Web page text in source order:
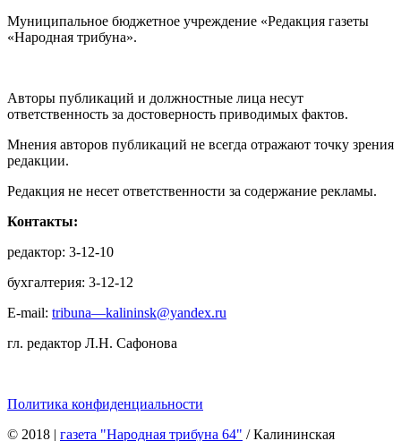
Муниципальное бюджетное учреждение «Редакция газеты
«Народная трибуна».
Авторы публикаций и должностные лица несут
ответственность за достоверность приводимых фактов.
Мнения авторов публикаций не всегда отражают точку зрения
редакции.
Редакция не несет ответственности за содержание рекламы.
Контакты:
редактор: 3-12-10
бухгалтерия: 3-12-12
E-mail: tribuna—kalininsk@yandex.ru
гл. редактор Л.Н. Сафонова
Политика конфиденциальности
© 2018 | газета "Народная трибуна 64" / Калининская